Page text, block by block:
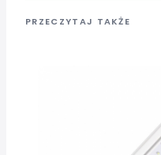
PRZECZYTAJ TAKŻE